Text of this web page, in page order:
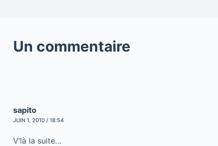
Un commentaire
sapito
JUIN 1, 2010 / 18:54
V’là la suite…